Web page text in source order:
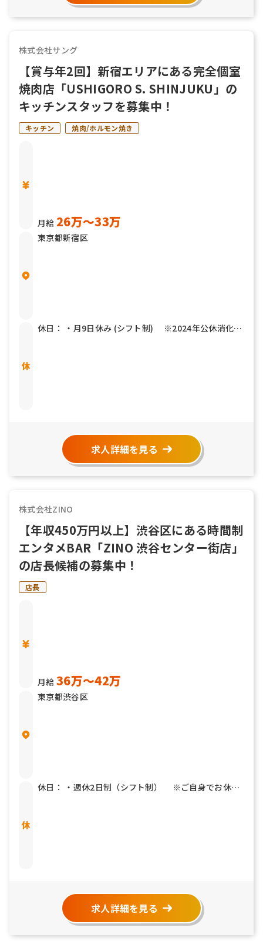
株式会社サング
【賞与年2回】新宿エリアにある完全個室
焼肉店「USHIGORO S. SHINJUKU」の
キッチンスタッフを募集中！
キッチン 焼肉/ホルモン焼き
月給 26万〜33万
東京都新宿区
休日： ・月9日休み (シフト制) ※2024年公休消化率
求人詳細を見る
株式会社ZINO
【年収450万円以上】渋谷区にある時間制
エンタメBAR「ZINO 渋谷センター街店」
の店長候補の募集中！
店長
月給 36万〜42万
東京都渋谷区
休日： ・週休2日制（シフト制） ※ご自身でお休み
求人詳細を見る